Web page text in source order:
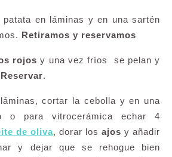
en láminas y en una sartén
Retiramos y reservamos
rojos y una vez fríos se pelan y
Reservar.
cortar la cebolla y en una
o para vitrocerámica echar 4
de oliva, dorar los ajos y añadir
y dejar que se rehogue bien